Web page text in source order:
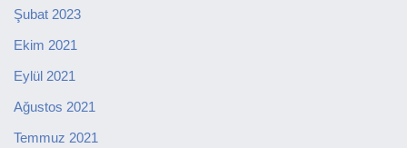
Şubat 2023
Ekim 2021
Eylül 2021
Ağustos 2021
Temmuz 2021